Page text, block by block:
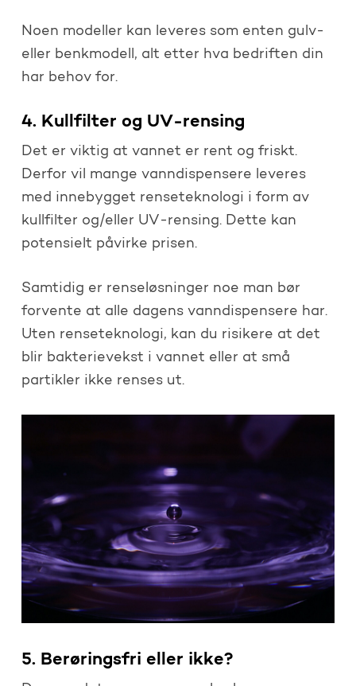
Noen modeller kan leveres som enten gulv-
eller benkmodell, alt etter hva bedriften din
har behov for.
4. Kullfilter og UV-rensing
Det er viktig at vannet er rent og friskt.
Derfor vil mange vanndispensere leveres
med innebygget renseteknologi i form av
kullfilter og/eller UV-rensing. Dette kan
potensielt påvirke prisen.
Samtidig er renseløsninger noe man bør
forvente at alle dagens vanndispensere har.
Uten renseteknologi, kan du risikere at det
blir bakterievekst i vannet eller at små
partikler ikke renses ut.
5. Berøringsfri eller ikke?